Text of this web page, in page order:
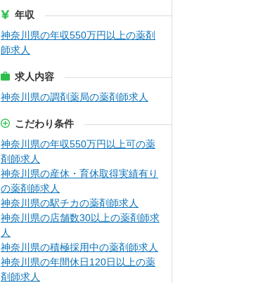
年収
神奈川県の年収550万円以上の薬剤
師求人
求人内容
神奈川県の調剤薬局の薬剤師求人
こだわり条件
神奈川県の年収550万円以上可の薬
剤師求人
神奈川県の産休・育休取得実績有り
の薬剤師求人
神奈川県の駅チカの薬剤師求人
神奈川県の店舗数30以上の薬剤師求
人
神奈川県の積極採用中の薬剤師求人
神奈川県の年間休日120日以上の薬
剤師求人